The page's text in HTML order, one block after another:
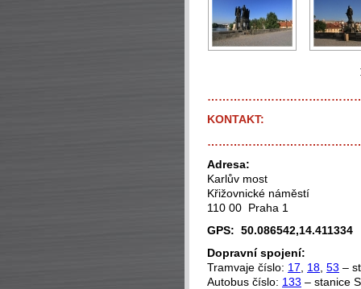
KONTAKT:
Adresa:
Karlův most
Křižovnické náměstí
110 00 Praha 1
GPS: 50.086542,14.411334
Dopravní spojení:
Tramvaje číslo: 17 18 53 –
Autobus číslo: 133 – stanice